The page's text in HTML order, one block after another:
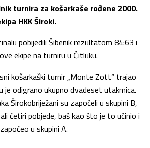
turnira za košarkaše rođene 2000.
HKK Široki.
pobijedili Šibenik rezultatom 84:63 i
ekipe na turniru u Čitluku.
košarkaški turnir „Monte Zott“ trajao
je odigrano ukupno dvadeset utakmica.
Širokobriježani su započeli u skupini B,
četiri pobjede, baš kao što je to učinio i
u skupini A.